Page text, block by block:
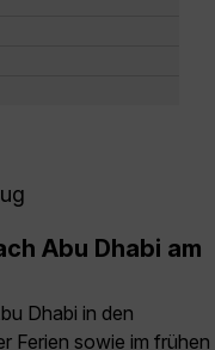
Abu Dhabi am
Dhabi in den
Ferien sowie im frühen